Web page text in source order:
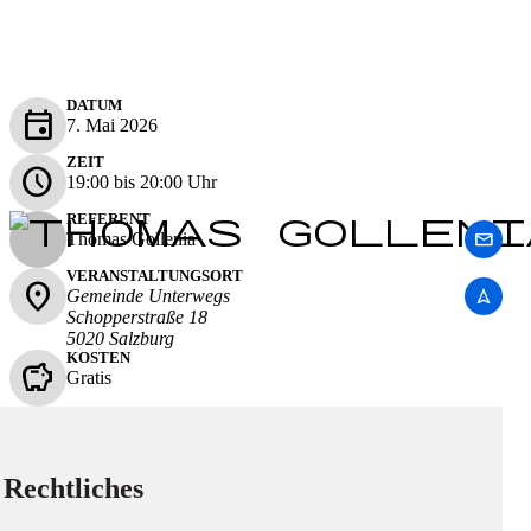
event DATUM
7. Mai 2026
schedule ZEIT
19:00 bis 20:00 Uhr
REFERENT
Thomas Gollenia mail
place VERANSTALTUNGSORT
Gemeinde Unterwegs
Schopperstraße 18
5020 Salzburg
navigation
savings KOSTEN
Gratis
Rechtliches